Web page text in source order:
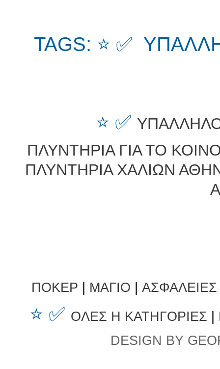
TAGS: ⭐ ✅
⭐ ✅
ΠΛΥΝΤΗΡΙΑ ΓΙΑ ΤΟ
ΠΛΥΝΤΗΡΙΑ ΧΑΛΙΩΝ
ΠΟΚΕΡ ΜΑΓΙΟ
⭐ ✅ ΟΛΕΣ Η ΚΑΤΗΓΟΡΙΕΣ
DESIGN BY